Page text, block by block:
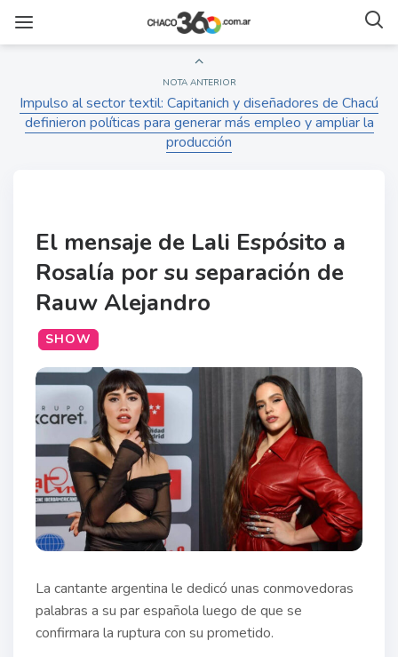
NOTA ANTERIOR
Impulso al sector textil: Capitanich y diseñadores de Chacú
definieron políticas para generar más empleo y ampliar la
producción
El mensaje de Lali Espósito a
Rosalía por su separación de
Rauw Alejandro
SHOW
La cantante argentina le dedicó unas conmovedoras
palabras a su par española luego de que se
confirmara la ruptura con su prometido.